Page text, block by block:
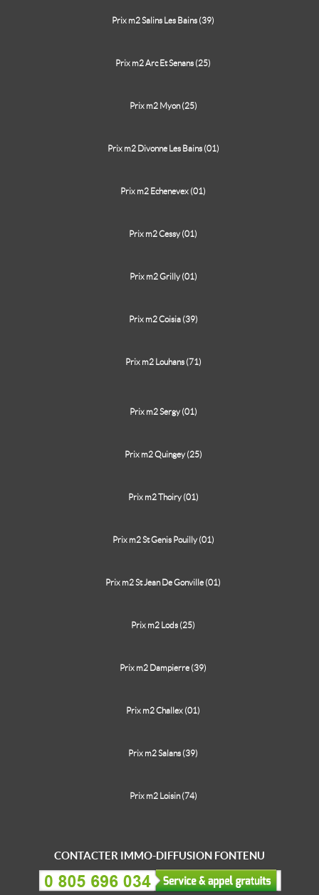
Prix m2 Salins Les Bains (39)
Prix m2 Arc Et Senans (25)
Prix m2 Myon (25)
Prix m2 Divonne Les Bains (01)
Prix m2 Echenevex (01)
Prix m2 Cessy (01)
Prix m2 Grilly (01)
Prix m2 Coisia (39)
Prix m2 Louhans (71)
Prix m2 Sergy (01)
Prix m2 Quingey (25)
Prix m2 Thoiry (01)
Prix m2 St Genis Pouilly (01)
Prix m2 St Jean De Gonville (01)
Prix m2 Lods (25)
Prix m2 Dampierre (39)
Prix m2 Challex (01)
Prix m2 Salans (39)
Prix m2 Loisin (74)
CONTACTER IMMO-DIFFUSION FONTENU